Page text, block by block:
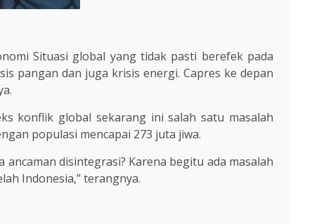
Situasi global yang tidak pasti berefek pada
pangan dan juga krisis energi. Capres ke depan
konflik global sekarang ini salah satu masalah
populasi mencapai 273 juta jiwa.
disintegrasi? Karena begitu ada masalah
Indonesia,” terangnya.